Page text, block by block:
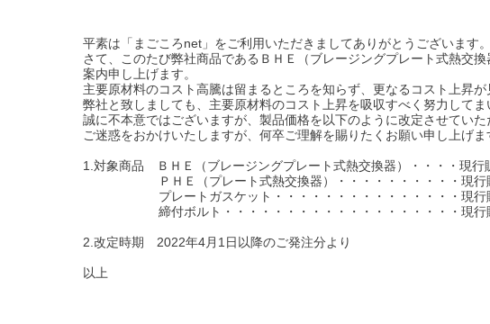
平素は「まごころnet」をご利用いただきましてありがとうございます。
さて、このたび弊社商品であるＢＨＥ（ブレージングプレート式熱交
案内申し上げます。
主要原材料のコスト高騰は留まるところを知らず、更なるコスト上昇が
弊社と致しましても、主要原材料のコスト上昇を吸収すべく努力して
誠に不本意ではございますが、製品価格を以下のように改定させていた
ご迷惑をおかけいたしますが、何卒ご理解を賜りたくお願い申し上げま
1.対象商品 ＢＨＥ（ブレージングプレート式熱交換器）・・・・現行
ＰＨＥ（プレート式熱交換器）・・・・・・・・・・現行販
プレートガスケット・・・・・・・・・・・・・・・現行販
締付ボルト・・・・・・・・・・・・・・・・・・・現行販
2.改定時期 2022年4月1日以降のご発注分より
以上